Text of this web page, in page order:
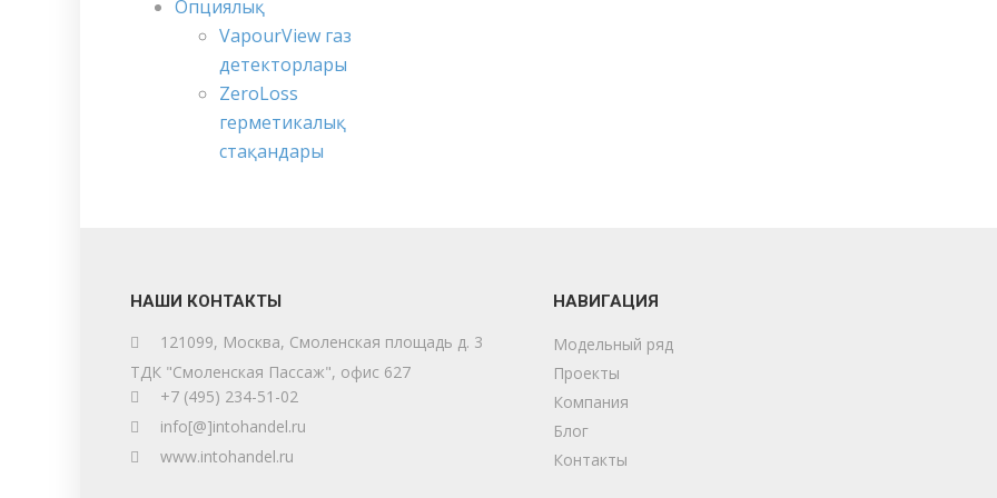
Опциялық
VapourView газ
детекторлары
ZeroLoss
герметикалық
стақандары
НАШИ КОНТАКТЫ
121099, Москва, Смоленская площадь д. 3
ТДК "Смоленская Пассаж", офис 627
+7 (495) 234-51-02
info[@]intohandel.ru
www.intohandel.ru
НАВИГАЦИЯ
Модельный ряд
Проекты
Компания
Блог
Контакты